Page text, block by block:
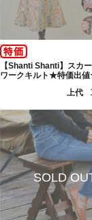
【Shanti Shanti】スカ
ワークキルト★特価出
上代